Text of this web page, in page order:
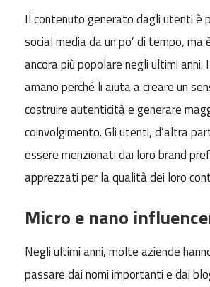
Il contenuto generato dagli utenti è
social media da un po’ di tempo,
ancora più popolare negli ultimi anni.
amano perché li aiuta a creare un
costruire autenticità e generare
coinvolgimento. Gli utenti, d’altra
essere menzionati dai loro brand
apprezzati per la qualità dei loro
Micro e nano
Negli ultimi anni, molte aziende
passare dai nomi importanti e dai